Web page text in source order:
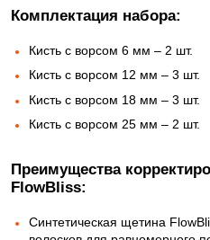
Комплектация набора:
Кисть с ворсом 6 мм – 2 шт.
Кисть с ворсом 12 мм – 3 шт.
Кисть с ворсом 18 мм – 3 шт.
Кисть с ворсом 25 мм – 2 шт.
Преимущества
FlowBliss:
Синтетическая щетина